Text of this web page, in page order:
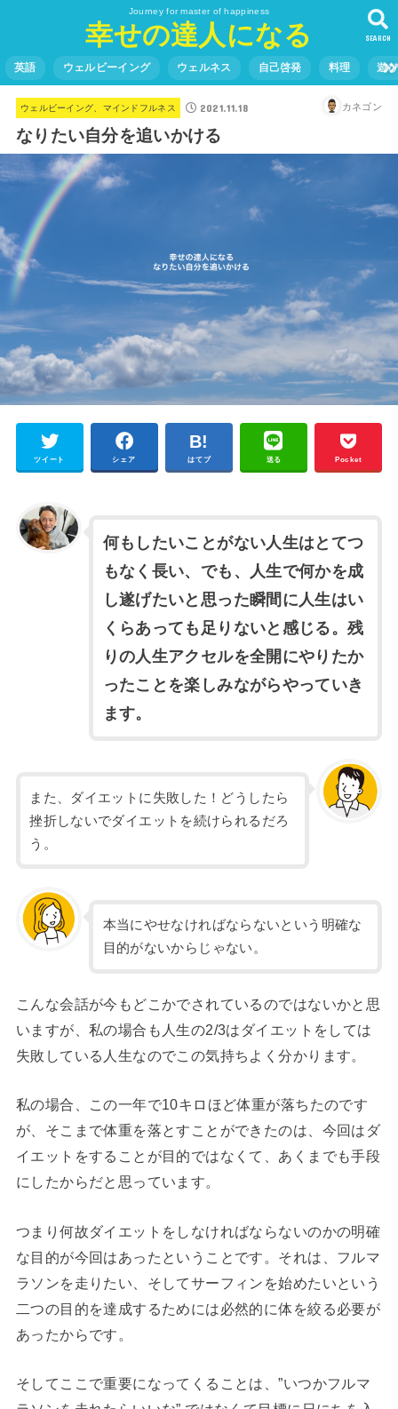
Journey for master of happiness
幸せの達人になる SEARCH
英語 ウェルビーイング ウェルネス 自己啓発 料理 遊
ウェルビーイング、マインドフルネス 2021.11.18 カネゴン
なりたい自分を追いかける
ツイート シェア はてブ 送る Pocket
何もしたいことがない人生はとてつ
もなく長い、でも、人生で何かを成
し遂げたいと思った瞬間に人生はい
くらあっても足りないと感じる。残
りの人生アクセルを全開にやりたか
ったことを楽しみながらやっていき
ます。
また、ダイエットに失敗した！どうしたら
挫折しないでダイエットを続けられるだろ
う。
本当にやせなければならないという明確な
目的がないからじゃない。
こんな会話が今もどこかでされているのではないかと思
いますが、私の場合も人生の2/3はダイエットをしては
失敗している人生なのでこの気持ちよく分かります。
私の場合、この一年で10キロほど体重が落ちたのです
が、そこまで体重を落とすことができたのは、今回はダ
イエットをすることが目的ではなくて、あくまでも手段
にしたからだと思っています。
つまり何故ダイエットをしなければならないのかの明確
な目的が今回はあったということです。それは、フルマ
ラソンを走りたい、そしてサーフィンを始めたいという
二つの目的を達成するためには必然的に体を絞る必要が
あったからです。
そしてここで重要になってくることは、”いつかフルマ